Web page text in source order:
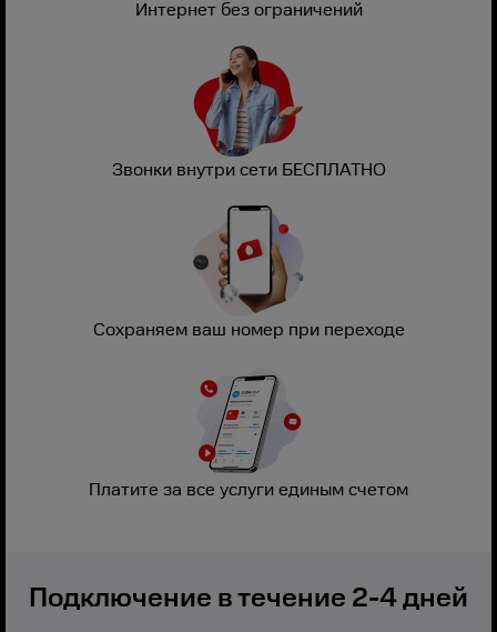
Интернет без ограничений
Звонки внутри сети БЕСПЛАТНО
Сохраняем ваш номер при переходе
Платите за все услуги единым счетом
Подключение в течение 2-4 дней